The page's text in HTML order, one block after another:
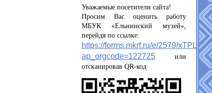
Уважаемые посетители сайта!
Просим Вас оценить работу
МБУК «Ельнинский музей»,
перейдя по ссылке:
https://forms.mkrf.ru/e/2579/
ap_orgcode=122725 или
отсканировав QR-код